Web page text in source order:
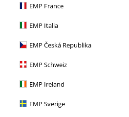
EMP France
EMP Italia
EMP Česká Republika
EMP Schweiz
EMP Ireland
EMP Sverige
mucho!